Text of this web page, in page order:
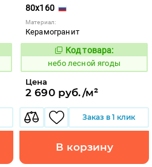
80x160
Материал:
Керамогранит
1115249
Код товара:
небо лесной ягоды
Цена
2 690 руб./м²
Заказ в 1 клик
В корзину